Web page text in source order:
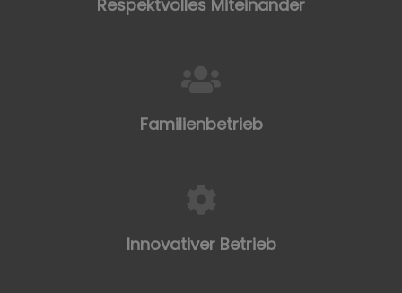
Respektvolles Miteinander
Familienbetrieb
Innovativer Betrieb